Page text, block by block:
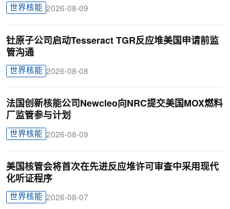
世界核能 2026-08-09
钍原子公司启动Tesseract TGR反应堆美国申请前监
管沟通
世界核能 2026-08-08
法国创新核能公司Newcleo向NRC提交美国MOX燃料
厂监管参与计划
世界核能 2026-08-09
美国核管会将首次在先进反应堆许可审查中采用现代
化听证程序
世界核能 2026-08-07